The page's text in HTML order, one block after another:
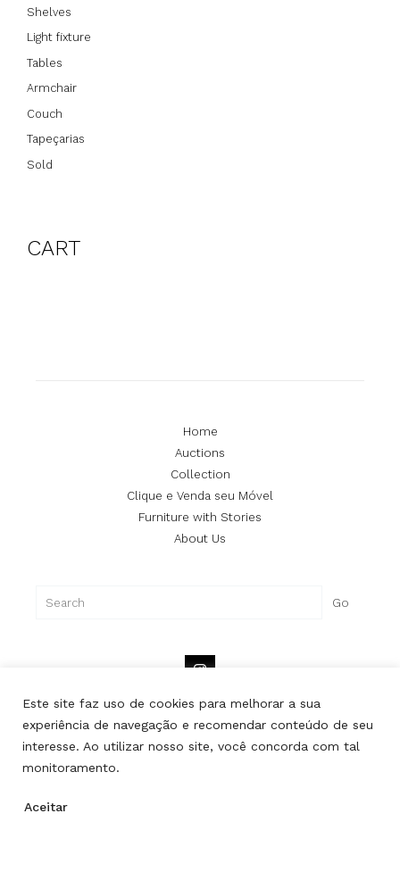
Este site faz uso de cookies para melhorar a sua
experiência de navegação e recomendar conteúdo de seu
interesse. Ao utilizar nosso site, você concorda com tal
monitoramento.
Aceitar
Shelves
Light fixture
Tables
Armchair
Couch
Tapeçarias
Sold
CART
Home
Auctions
Collection
Clique e Venda seu Móvel
Furniture with Stories
About Us
Go
Copyright © Lipe | All rights reserved.